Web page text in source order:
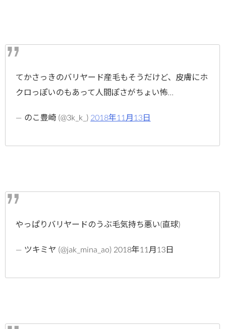
てかさっきのバリヤード産毛もそうだけど、皮膚にホ
クロっぽいのもあって人間ぽさがちょい怖…
— のこ豊崎 (@3k_k_) 2018年11月13日
やっぱりバリヤードのうぶ毛気持ち悪い(直球)
— ツキミヤ (@jak_mina_ao) 2018年11月13日